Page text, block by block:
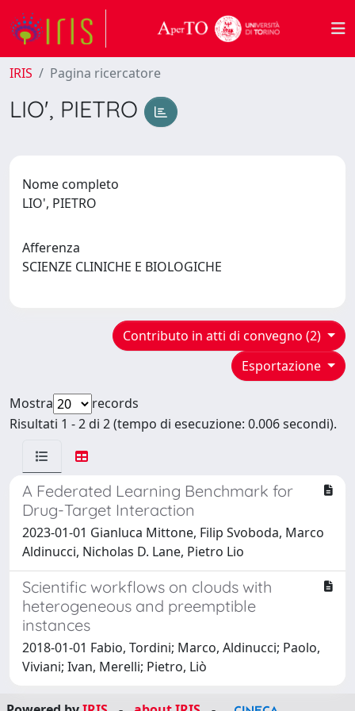
IRIS Pagina ricercatore
LIO', PIETRO
Nome completo
LIO', PIETRO
Afferenza
SCIENZE CLINICHE E BIOLOGICHE
Contributo in atti di convegno (2)
Esportazione
Mostra
records
Risultati 1 - 2 di 2 (tempo di esecuzione: 0.006 secondi).
A Federated Learning Benchmark for
Drug-Target Interaction
2023-01-01 Gianluca Mittone, Filip Svoboda, Marco
Aldinucci, Nicholas D. Lane, Pietro Lio
Scientific workflows on clouds with
heterogeneous and preemptible
instances
2018-01-01 Fabio, Tordini; Marco, Aldinucci; Paolo,
Viviani; Ivan, Merelli; Pietro, Liò